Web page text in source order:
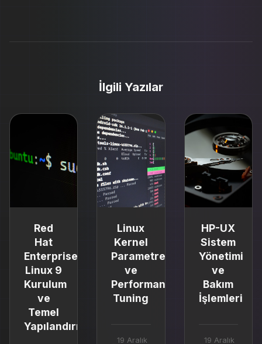
İlgili Yazılar
Red
Hat
Enterprise
Linux 9
Kurulum
ve
Temel
Yapılandırma
Linux
Kernel
Parametreleri
ve
Performance
Tuning
19 Aralık
HP-UX
Sistem
Yönetimi
ve
Bakım
İşlemleri
19 Aralık